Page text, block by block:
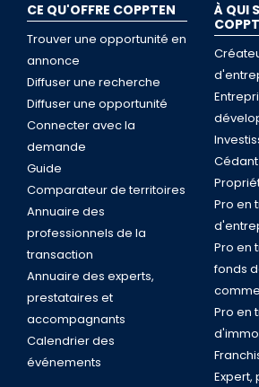
CE QU'OFFRE COPPTEN
Trouver une opportunité en
annonce
Diffuser une recherche
Diffuser une opportunité
Connecter avec la
demande
Guide
Comparateur de territoires
Annuaire des
professionnels de la
transaction
Annuaire des experts,
prestataires et
accompagnants
Calendrier des
événements
À QUI
Pro en
Pro en
fonds
Pro en
Expert,